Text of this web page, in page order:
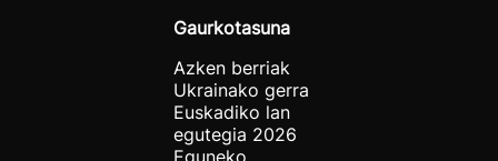
Gaurkotasuna
Azken berriak
Ukrainako gerra
Euskadiko lan
egutegia 2026
Eguneko